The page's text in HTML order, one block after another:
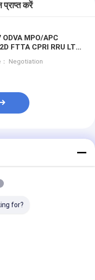
प्राप्त करें
ODVA MPO/APC
FTTA CPRI RRU LTE
Negotiation
for?